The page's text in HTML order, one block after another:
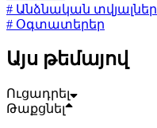
# Անձնական տվյալներ
# Օգտատերեր
Այս թեմայով
Ուցադրել
Թաքցնել